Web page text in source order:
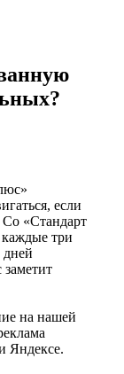
если
Со «Стандарт
три
дней
на нашей
Яндексе.